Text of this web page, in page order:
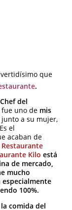
que
.
Chef del
fue uno de mis
junto a su mujer,
el
acaban de
Restaurante
Kilo está
de mercado,
mucho
100%.
la comida del